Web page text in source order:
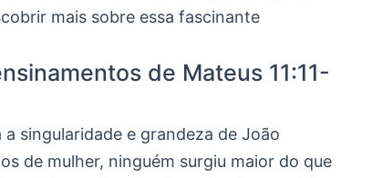
mais sobre essa fascinante
de Mateus 11:11-
a singularidade e grandeza de João
de mulher, ninguém surgiu maior do que